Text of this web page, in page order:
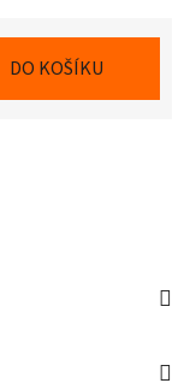
DO KOŠÍKU